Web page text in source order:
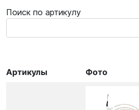
Поиск по артикулу
Артикулы Фото